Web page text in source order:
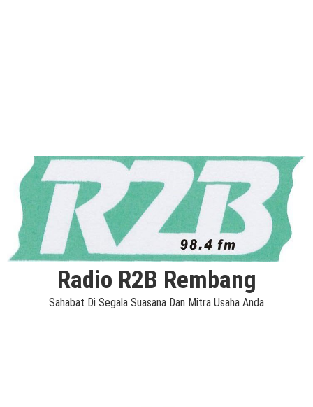
Radio R2B Rembang
Sahabat Di Segala Suasana Dan Mitra Usaha Anda